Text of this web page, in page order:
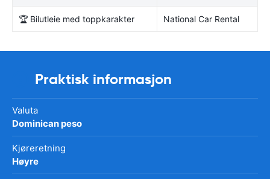
🏆 Bilutleie med toppkarakter National Car Rental
Praktisk informasjon
Valuta
Dominican peso
Kjøreretning
Høyre